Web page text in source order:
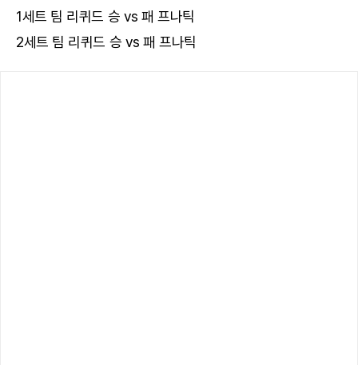
1세트 팀 리퀴드 승 vs 패 프나틱
2세트 팀 리퀴드 승 vs 패 프나틱